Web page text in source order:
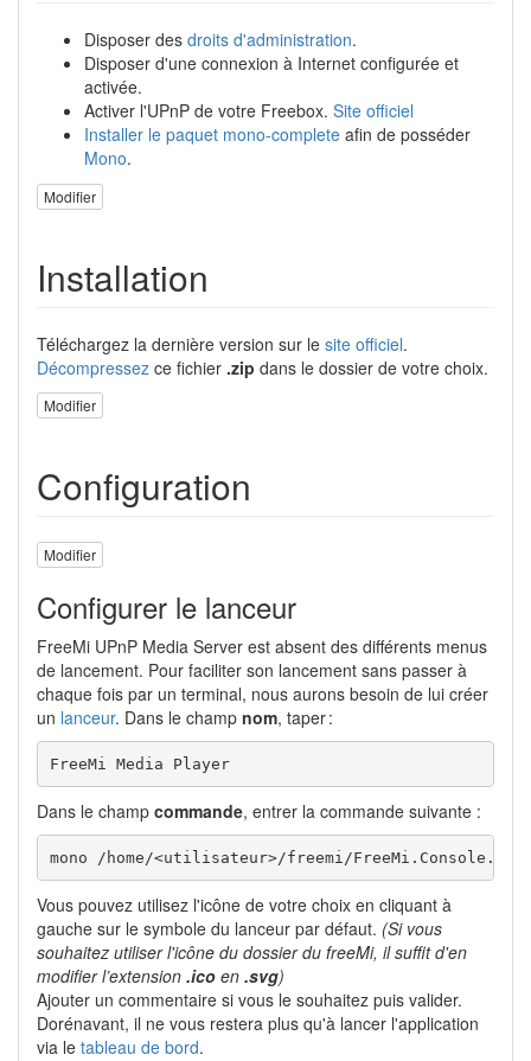
Disposer des droits d'administration.
Disposer d'une connexion à Internet configurée et
activée.
Activer l'UPnP de votre Freebox. Site officiel
Installer le paquet mono-complete afin de posséder
Mono.
Modifier
Installation
Téléchargez la dernière version sur le site officiel.
Décompressez ce fichier .zip dans le dossier de votre choix.
Modifier
Configuration
Modifier
Configurer le lanceur
FreeMi UPnP Media Server est absent des différents menus
de lancement. Pour faciliter son lancement sans passer à
chaque fois par un terminal, nous aurons besoin de lui créer
un lanceur. Dans le champ nom, taper :
FreeMi Media Player
Dans le champ commande, entrer la commande suivante :
mono /home/<utilisateur>/freemi/FreeMi.Console.exe
Vous pouvez utilisez l'icône de votre choix en cliquant à
gauche sur le symbole du lanceur par défaut. (Si vous
souhaitez utiliser l'icône du dossier du freeMi, il suffit d'en
modifier l’extension .ico en .svg)
Ajouter un commentaire si vous le souhaitez puis valider.
Dorénavant, il ne vous restera plus qu'à lancer l'application
via le tableau de bord.